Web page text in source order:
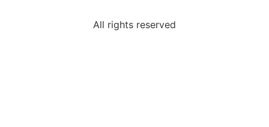
All rights reserved